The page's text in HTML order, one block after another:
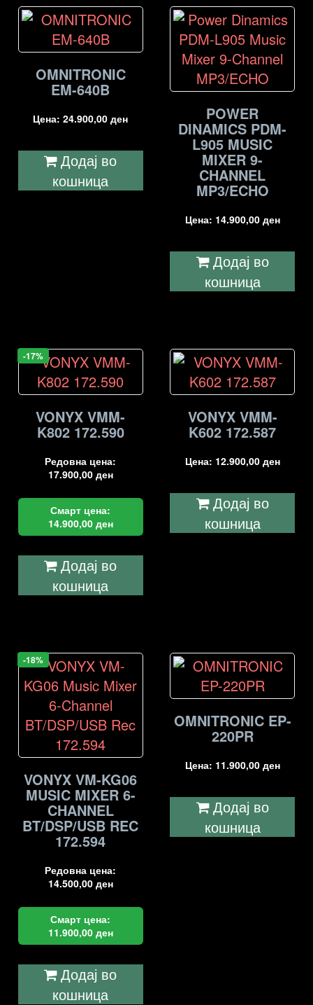
OMNITRONIC
EM-640B
Цена:24.900,00ден
Додај во
кошница
POWER
DINAMICS PDM-
L905 MUSIC
MIXER 9-
CHANNEL
MP3/ECHO
Цена: 14.900,00 ден
Додај во
кошница
-17%
VONYX VMM-
K802 172.590
Редовна цена:
17.900,00 ден
Смарт цена:
14.900,00 ден
Додај во
кошница
VONYX VMM-
K602 172.587
Цена: 12.900,00 ден
Додај во
кошница
-18%
VONYX VM-KG06
MUSIC MIXER 6-
CHANNEL
BT/DSP/USB REC
172.594
Редовна цена:
14.500,00 ден
Смарт цена:
11.900,00 ден
Додај во
кошница
OMNITRONIC EP-
220PR
Цена: 11.900,00 ден
Додај во
кошница